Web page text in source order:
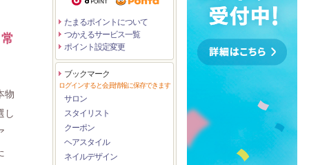
物
し
たまるポイントについて
つかえるサービス一覧
ポイント設定変更
ブックマーク
ログインすると会員情報に保存できます
サロン
スタイリスト
クーポン
ヘアスタイル
ネイルデザイン